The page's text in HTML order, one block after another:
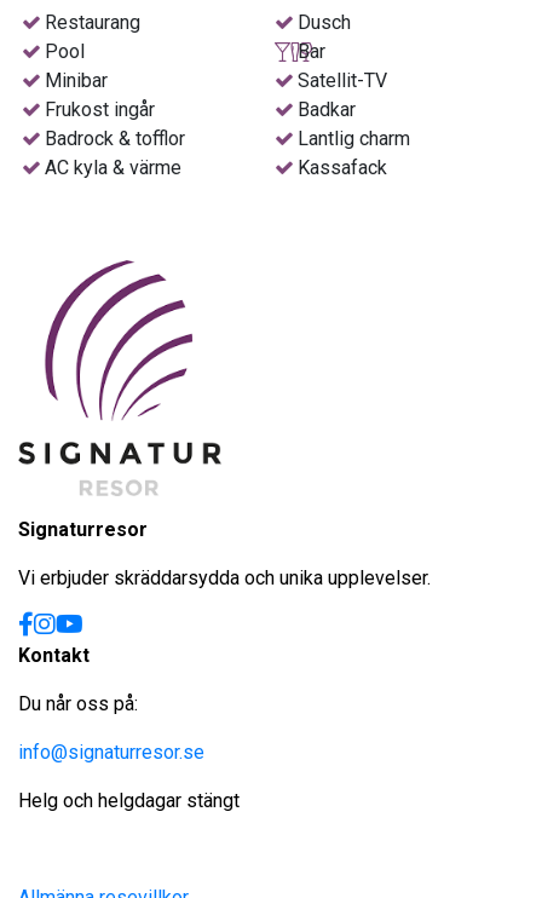
Restaurang
Dusch
Pool
Bar
Minibar
Satellit-TV
Frukost ingår
Badkar
Badrock & tofflor
Lantlig charm
AC kyla & värme
Kassafack
Signaturresor
Vi erbjuder skräddarsydda och unika upplevelser.
Kontakt
Du når oss på:
info@signaturresor.se
Helg och helgdagar stängt